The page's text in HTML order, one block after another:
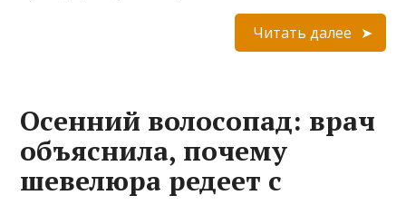
Читать далее
Осенний волосопад: врач
объяснила, почему
шевелюра редеет с